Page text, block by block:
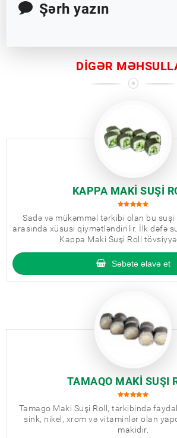
Şərh yazın
DIGƏR
KAPPA MAKI SUŞI
Sadə və mükəmməl tərkibi olan bu
arasında xüsusi qiymətləndirilir. İlk dəfə
Kappa Maki Suşi Roll tövsiyyə
Səbətə əlavə et
TAMAQO MAKI SUŞI
Tamago Maki Suşi Roll, tərkibində
sink, nikel, xrom və vitaminlər olan
makidir.